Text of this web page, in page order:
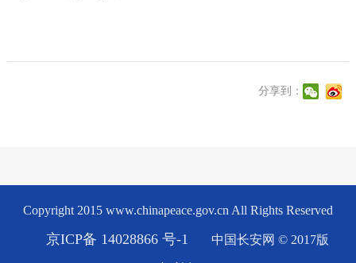
分享到：
Copyright 2015 www.chinapeace.gov.cn All Rights Reserved
京ICP备 14028866 号-1 中国长安网 © 2017版